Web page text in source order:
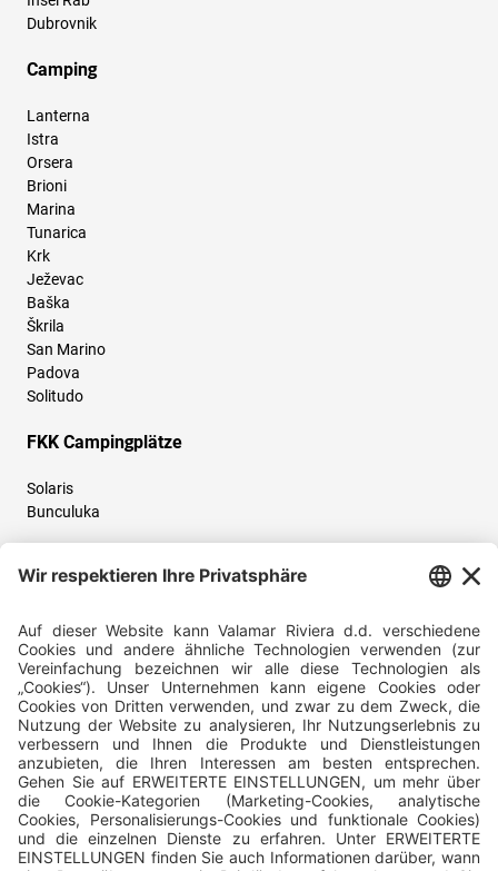
Dubrovnik
Camping
Lanterna
Istra
Orsera
Brioni
Marina
Tunarica
Krk
Ježevac
Baška
Škrila
San Marino
Padova
Solitudo
FKK Campingplätze
Solaris
Bunculuka
Folgen Sie uns und teilen Sie Ihr Urlaubserlebnis mit uns!